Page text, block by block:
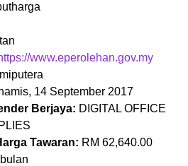
www.eperolehan.gov.my
14 September 2017
Berjaya: DIGITAL OFFICE
Tawaran: RM 62,640.00